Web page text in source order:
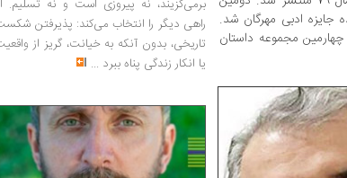
و برنده جایزه ادبی مهرگان شد.
چهارمین مجموعه داستان
برمی‌گزیند، نه پیروزی است و نه تسلیم.
راهی دیگر را انتخاب می‌کند: پذیرفتن
تاریخی، بدون آنکه به خیانت، گریز از
یا انکار زندگی پناه ببرد ...